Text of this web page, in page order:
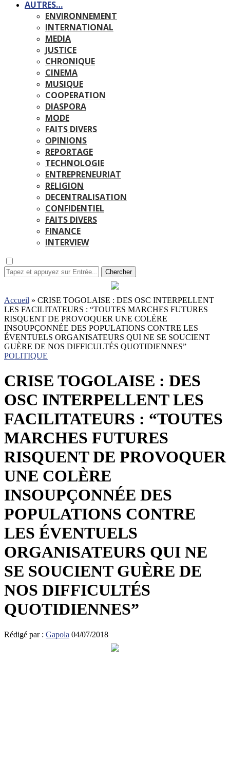
AUTRES…
ENVIRONNEMENT
INTERNATIONAL
MEDIA
JUSTICE
CHRONIQUE
CINEMA
MUSIQUE
COOPERATION
DIASPORA
MODE
FAITS DIVERS
OPINIONS
REPORTAGE
TECHNOLOGIE
ENTREPRENEURIAT
RELIGION
DECENTRALISATION
CONFIDENTIEL
FAITS DIVERS
FINANCE
INTERVIEW
Chercher
Accueil » CRISE TOGOLAISE : DES OSC INTERPELLENT
LES FACILITATEURS : “TOUTES MARCHES FUTURES
RISQUENT DE PROVOQUER UNE COLÈRE
INSOUPÇONNÉE DES POPULATIONS CONTRE LES
ÉVENTUELS ORGANISATEURS QUI NE SE SOUCIENT
GUÈRE DE NOS DIFFICULTÉS QUOTIDIENNES”
POLITIQUE
CRISE TOGOLAISE : DES
OSC INTERPELLENT LES
FACILITATEURS : “TOUTES
MARCHES FUTURES
RISQUENT DE PROVOQUER
UNE COLÈRE
INSOUPÇONNÉE DES
POPULATIONS CONTRE
LES ÉVENTUELS
ORGANISATEURS QUI NE
SE SOUCIENT GUÈRE DE
NOS DIFFICULTÉS
QUOTIDIENNES”
Rédigé par : Gapola 04/07/2018